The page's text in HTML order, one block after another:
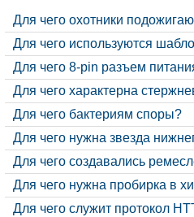
Для чего охотники
Для чего используются
Для чего 8-pin разъем
Для чего характерна
Для чего бактериям споры?
Для чего нужна звезда
Для чего создавались
Для чего нужна пробирка в
Для чего служит протокол